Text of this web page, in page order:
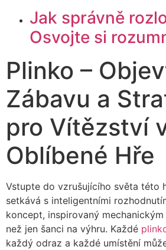
Jak správně
Osvojte si
Plinko –
Zábavu a
pro Vítězství
Oblíbené Hře
Vstupte do vzrušujícího světa této
setkává s inteligentními
koncept, inspirovaný
než jen šanci na výhru. Každé
každý odraz a každé umístění